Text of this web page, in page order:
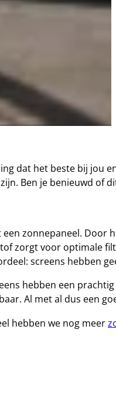
dat het beste bij jou
Ben je benieuwd of
zonnepaneel.
zorgt voor optimale
screens hebben
hebben een
Al met al dus een
hebben we nog meer